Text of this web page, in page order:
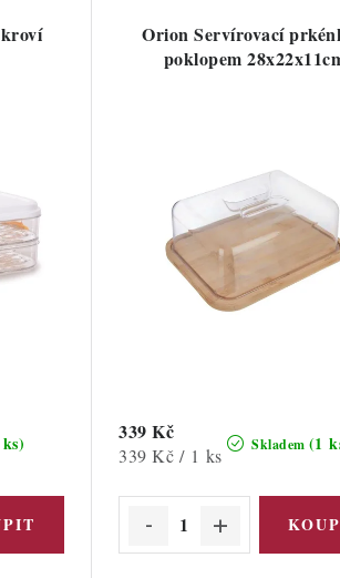
Orion Servírovací
poklopem
Skladem (1
339 Kč
Měrná
339 Kč / 1 ks